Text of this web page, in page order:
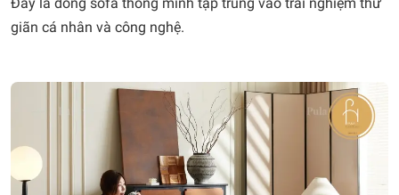
giãn cá nhân và công nghệ.